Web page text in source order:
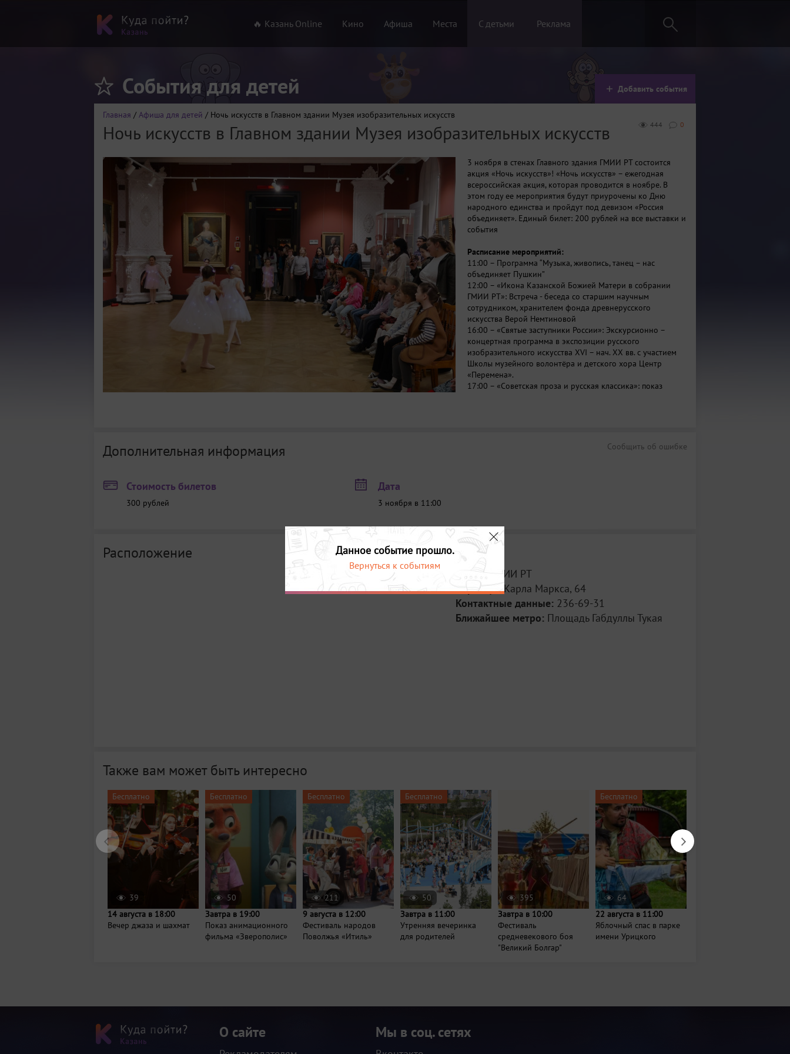
🔥 Казань Online Кино Афиша Места С детьми Реклама
События для детей Добавить события
Главная / Афиша для детей / Ночь искусств в Главном здании Музея изобразительных искусств
0
444
Ночь искусств в Главном здании Музея изобразительных искусств
3 ноября в стенах Главного здания ГМИИ РТ состоится
акция «Ночь искусств»! «Ночь искусств» – ежегодная
всероссийская акция, которая проводится в ноябре. В
этом году ее мероприятия будут приурочены ко Дню
народного единства и пройдут под девизом «Россия
объединяет». Единый билет: 200 рублей на все выставки и
события
Расписание мероприятий:
11:00 – Программа “Музыка, живопись, танец – нас
объединяет Пушкин”
12:00 – «Икона Казанской Божией Матери в собрании
ГМИИ РТ»: Встреча - беседа со старшим научным
сотрудником, хранителем фонда древнерусского
искусства Верой Немтиновой
16:00 – «Святые заступники России»: Экскурсионно –
концертная программа в экспозиции русского
изобразительного искусства XVI – нач. XX вв. с участием
Школы музейного волонтёра и детского хора Центр
«Перемена».
17:00 – «Советская проза и русская классика»: показ
19:00 – Концерт скрипичной музыки (возможна отмена
Сообщить об ошибке
Дополнительная информация
Стоимость билетов
300 рублей
Дата
3 ноября в 11:00
Расположение
Место:
ГМИИ РТ
Адрес:ул. Карла Маркса, 64
Контактные данные: 236-69-31
Ближайшее метро: Площадь Габдуллы Тукая
Также вам может быть интересно
39
Бесплатно
14 августа в 18:00
Вечер джаза и шахмат
50
Бесплатно
Завтра в 19:00
Показ анимационного
фильма «Зверополис»
211
Бесплатно
9 августа в 12:00
Фестиваль народов
Поволжья «Итиль»
50
Бесплатно
Завтра в 11:00
Утренняя вечеринка
для родителей
395
Завтра в 10:00
Фестиваль
средневекового боя
"Великий Болгар"
64
Бесплатно
22 августа в 11:00
Яблочный спас в парке
имени Урицкого
Данное событие прошло.
Вернуться к событиям
О сайте Мы в соц. сетях